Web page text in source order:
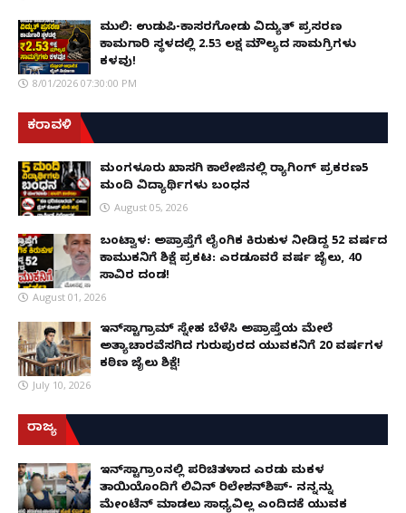
ಮುಲ್ಕಿ: ಉಡುಪಿ-ಕಾಸರಗೋಡು ವಿದ್ಯುತ್ ಪ್ರಸರಣ
ಕಾಮಗಾರಿ ಸ್ಥಳದಲ್ಲಿ ₹2.53 ಲಕ್ಷ ಮೌಲ್ಯದ ಸಾಮಗ್ರಿಗಳು
ಕಳವು!
8/01/2026 07:30:00 PM
ಕರಾವಳಿ
ಮಂಗಳೂರು ಖಾಸಗಿ ಕಾಲೇಜಿನಲ್ಲಿ ರ‌್ಯಾಗಿಂಗ್ ಪ್ರಕರಣ5
ಮಂದಿ ವಿದ್ಯಾರ್ಥಿಗಳು ಬಂಧನ
August 05, 2026
ಬಂಟ್ವಾಳ: ಅಪ್ರಾಪ್ತೆಗೆ ಲೈಂಗಿಕ ಕಿರುಕುಳ ನೀಡಿದ್ದ 52 ವರ್ಷದ
ಕಾಮುಕನಿಗೆ ಶಿಕ್ಷೆ ಪ್ರಕಟ: ಎರಡೂವರೆ ವರ್ಷ ಜೈಲು, ₹40
ಸಾವಿರ ದಂಡ!
August 01, 2026
ಇನ್‌ಸ್ಟಾಗ್ರಾಮ್ ಸ್ನೇಹ ಬೆಳೆಸಿ ಅಪ್ರಾಪ್ತೆಯ ಮೇಲೆ
ಅತ್ಯಾಚಾರವೆಸಗಿದ ಗುರುಪುರದ ಯುವಕನಿಗೆ 20 ವರ್ಷಗಳ
ಕಠಿಣ ಜೈಲು ಶಿಕ್ಷೆ!
July 10, 2026
ರಾಜ್ಯ
ಇನ್​ಸ್ಟಾಗ್ರಾಂನಲ್ಲಿ ಪರಿಚಿತಳಾದ ಎರಡು ಮಕ್ಕಳ
ತಾಯಿಯೊಂದಿಗೆ ಲಿವಿನ್ ರಿಲೇಶನ್​ಶಿಪ್- ನನ್ನನ್ನು
ಮೇಂಟೆನ್ ಮಾಡಲು ಸಾಧ್ಯವಿಲ್ಲ ಎಂದಿದಕ್ಕೆ ಯುವಕ